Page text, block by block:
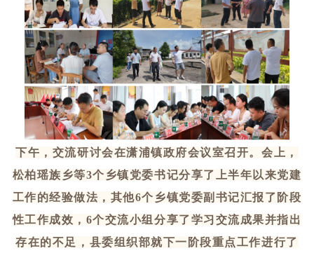
下午，交流研讨会在潇浦镇政府会议室召开。会上，
松柏瑶族乡等3个乡镇党委书记分享了上半年以来党建
工作的经验做法，其他6个乡镇党委副书记汇报了阶段
性工作成效，6个交流小组分享了学习交流成果并指出
存在的不足， 县委组织部就下一阶段重点工作进行了